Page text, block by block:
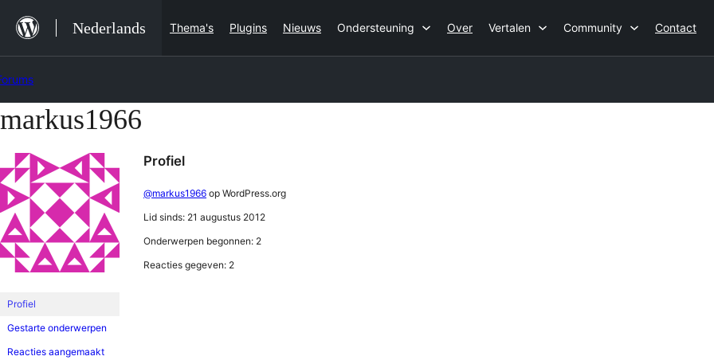
naar
de
inhoud
Nederlands Thema's Plugins Nieuws Ondersteuning Over Vertalen Community Contact
Ga
inhoud
markus1966
Profiel
Gestarte onderwerpen
Reacties aangemaakt
Profiel
@markus1966 op WordPress.org
Lid sinds: 21 augustus 2012
Onderwerpen begonnen: 2
Reacties gegeven: 2